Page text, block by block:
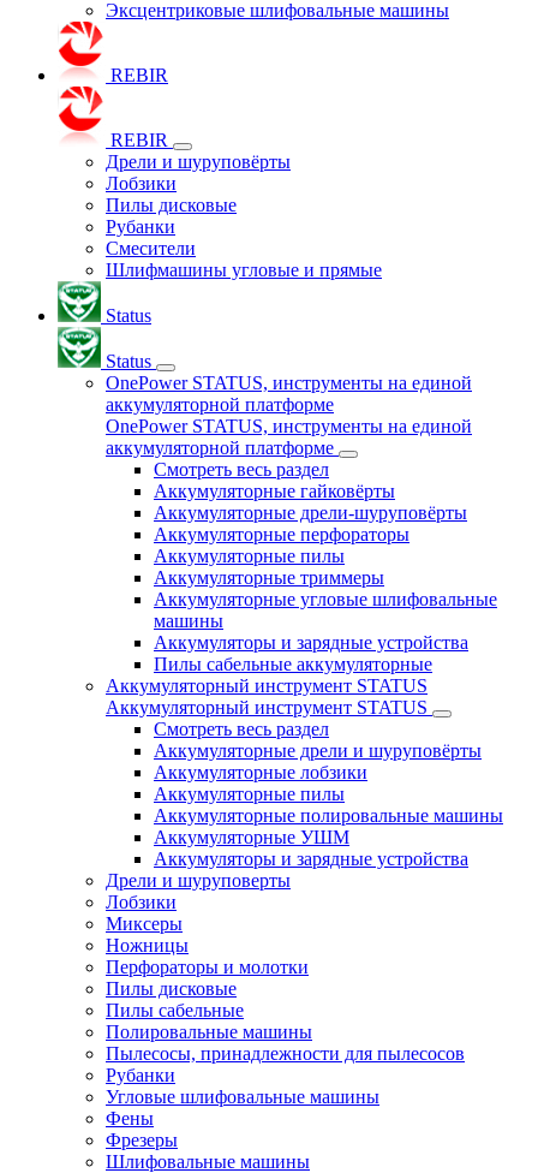
Эксцентриковые шлифовальные машины
REBIR
REBIR
Дрели и шуруповёрты
Лобзики
Пилы дисковые
Рубанки
Смесители
Шлифмашины угловые и прямые
Status
Status
OnePower STATUS, инструменты на единой
аккумуляторной платформе
OnePower STATUS, инструменты на единой
аккумуляторной платформе
Смотреть весь раздел
Аккумуляторные гайковёрты
Аккумуляторные дрели-шуруповёрты
Аккумуляторные перфораторы
Аккумуляторные пилы
Аккумуляторные триммеры
Аккумуляторные угловые шлифовальные
машины
Аккумуляторы и зарядные устройства
Пилы сабельные аккумуляторные
Аккумуляторный инструмент STATUS
Аккумуляторный инструмент STATUS
Смотреть весь раздел
Аккумуляторные дрели и шуруповёрты
Аккумуляторные лобзики
Аккумуляторные пилы
Аккумуляторные полировальные машины
Аккумуляторные УШМ
Аккумуляторы и зарядные устройства
Дрели и шуруповерты
Лобзики
Миксеры
Ножницы
Перфораторы и молотки
Пилы дисковые
Пилы сабельные
Полировальные машины
Пылесосы, принадлежности для пылесосов
Рубанки
Угловые шлифовальные машины
Фены
Фрезеры
Шлифовальные машины